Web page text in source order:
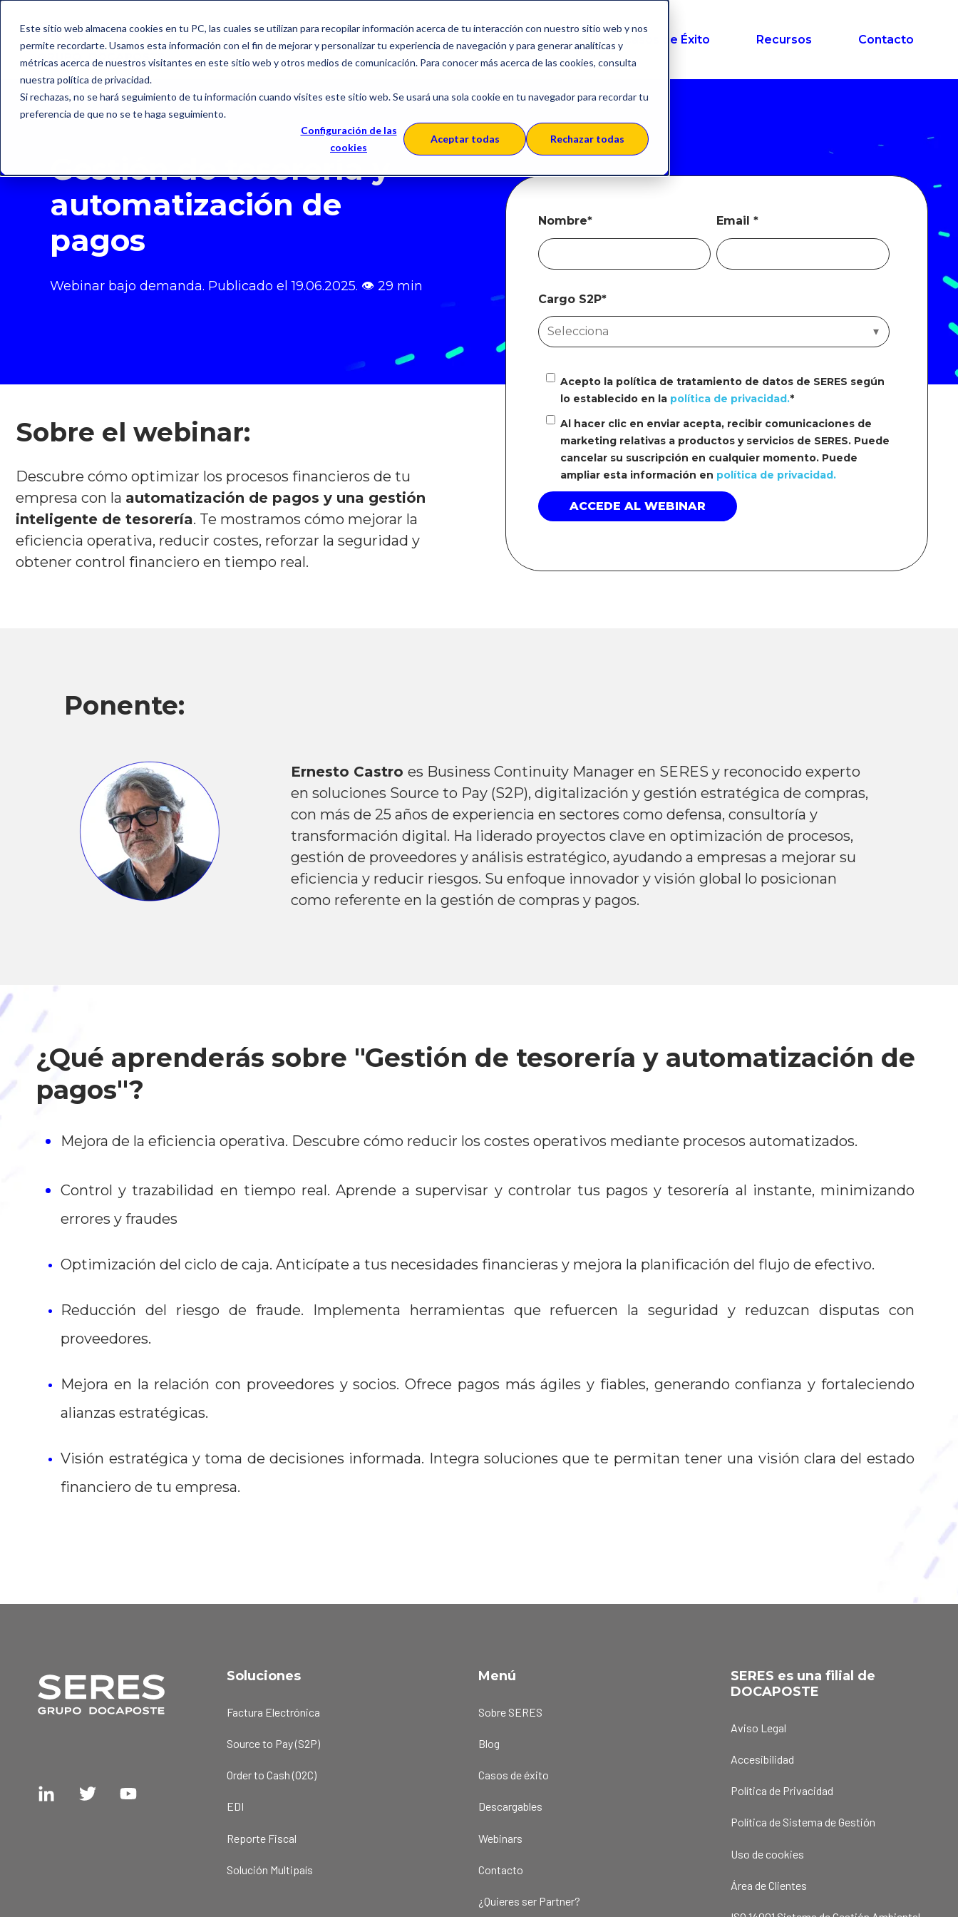
Este sitio web almacena cookies en tu PC, las cuales se utilizan para recopilar información acerca de tu interacción con nuestro sitio web y nos
permite recordarte. Usamos esta información con el fin de mejorar y personalizar tu experiencia de navegación y para generar analíticas y
métricas acerca de nuestros visitantes en este sitio web y otros medios de comunicación. Para conocer más acerca de las cookies, consulta
nuestra política de privacidad.
Si rechazas, no se hará seguimiento de tu información cuando visites este sitio web. Se usará una sola cookie en tu navegador para recordar tu
preferencia de que no se te haga seguimiento.
Configuración de las
cookies
Aceptar todas Rechazar todas
Soluciones Sobre SERES Casos de Éxito Recursos Contacto
Gestión de tesorería y
automatización de
pagos
Webinar bajo demanda. Publicado el 19.06.2025. 👁 29 min
Sobre el webinar:
Descubre cómo optimizar los procesos financieros de tu
empresa con la automatización de pagos y una gestión
inteligente de tesorería. Te mostramos cómo mejorar la
eficiencia operativa, reducir costes, reforzar la seguridad y
obtener control financiero en tiempo real.
Nombre* Email*
Cargo S2P*
Acepto la política de tratamiento de datos de SERES según
lo establecido en la política de privacidad.*
Al hacer clic en enviar acepta, recibir comunicaciones de
marketing relativas a productos y servicios de SERES. Puede
cancelar su suscripción en cualquier momento. Puede
ampliar esta información en política de privacidad.
Ponente:
Ernesto Castroes Business Continuity Manager en SERES y reconocido experto
en soluciones Source to Pay (S2P), digitalización y gestión estratégica de compras,
con más de 25 años de experiencia en sectores como defensa, consultoría y
transformación digital. Ha liderado proyectos clave en optimización de procesos,
gestión de proveedores y análisis estratégico, ayudando a empresas a mejorar su
eficiencia y reducir riesgos. Su enfoque innovador y visión global lo posicionan
como referente en la gestión de compras y pagos.
¿Qué aprenderás sobre "Gestión de tesorería y automatización de
pagos"?
Mejora de la eficiencia operativa. Descubre cómo reducir los costes operativos mediante procesos automatizados.
Control y trazabilidad en tiempo real. Aprende a supervisar y controlar tus pagos y tesorería al instante, minimizando
errores y fraudes
Optimización del ciclo de caja. Anticípate a tus necesidades financieras y mejora la planificación del flujo de efectivo.
Reducción del riesgo de fraude. Implementa herramientas que refuercen la seguridad y reduzcan disputas con
proveedores.
Mejora en la relación con proveedores y socios. Ofrece pagos más ágiles y fiables, generando confianza y fortaleciendo
alianzas estratégicas.
Visión estratégica y toma de decisiones informada. Integra soluciones que te permitan tener una visión clara del estado
financiero de tu empresa.
Soluciones
Factura Electrónica
Source to Pay (S2P)
Order to Cash (O2C)
EDI
Reporte Fiscal
Solución Multipaís
Menú
Sobre SERES
Blog
Casos de éxito
Descargables
Webinars
Contacto
¿Quieres ser Partner?
SERES es una filial de
DOCAPOSTE
Aviso Legal
Accesibilidad
Política de Privacidad
Política de Sistema de Gestión
Uso de cookies
Área de Clientes